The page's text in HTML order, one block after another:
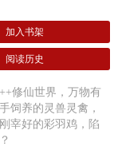
加入书架
阅读历史
修仙世界，万物有
饲养的灵兽灵禽，
宰好的彩羽鸡，陷